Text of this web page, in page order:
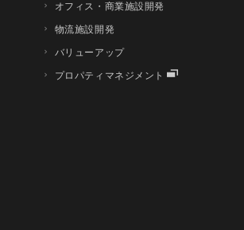
オフィス・商業施設開発
物流施設開発
バリューアップ
プロパティマネジメント